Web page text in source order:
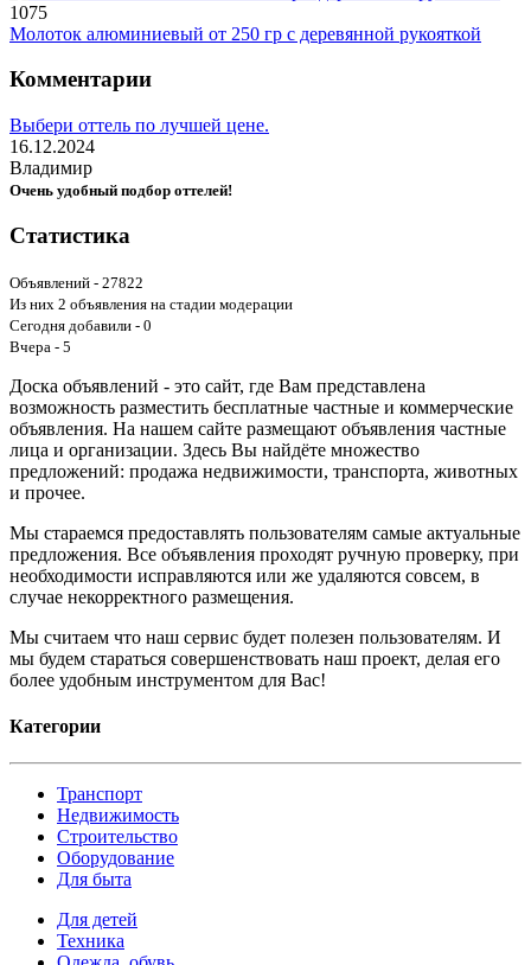
1075
Молоток алюминиевый от 250 гр с деревянной рукояткой
Комментарии
Выбери оттель по лучшей цене.
16.12.2024
Владимир
Очень удобный подбор оттелей!
Статистика
Объявлений - 27822
Из них 2 объявления на стадии модерации
Сегодня добавили - 0
Вчера - 5
Доска объявлений - это сайт, где Вам представлена
возможность разместить бесплатные частные и коммерческие
объявления. На нашем сайте размещают объявления частные
лица и организации. Здесь Вы найдёте множество
предложений: продажа недвижимости, транспорта, животных
и прочее.
Мы стараемся предоставлять пользователям самые актуальные
предложения. Все объявления проходят ручную проверку, при
необходимости исправляются или же удаляются совсем, в
случае некорректного размещения.
Мы считаем что наш сервис будет полезен пользователям. И
мы будем стараться совершенствовать наш проект, делая его
более удобным инструментом для Вас!
Категории
Транспорт
Недвижимость
Строительство
Оборудование
Для быта
Для детей
Техника